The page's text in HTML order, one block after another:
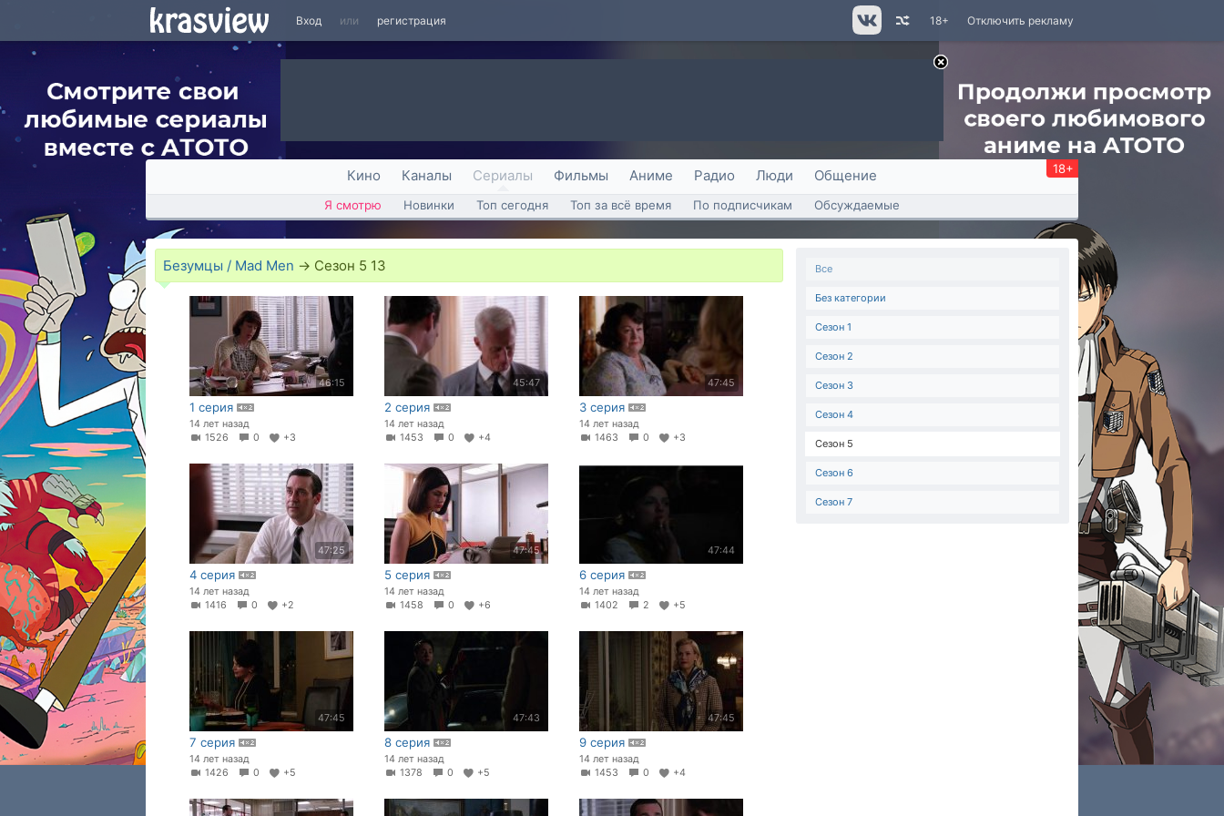
Вход или регистрация Отключить рекламу
18+
Кино Каналы Сериалы Фильмы Аниме Радио Люди Общение 18+
Я смотрю Новинки Топ сегодня Топ за всё время По подписчикам Обсуждаемые
Безумцы / Mad Men → Сезон 5 13
46:15
1 серия
14 лет назад
1526
0 +3
45:47
2 серия
14 лет назад
1453
0 +4
47:45
3 серия
14 лет назад
1463
0 +3
47:25
4 серия
14 лет назад
1416
0 +2
47:45
5 серия
14 лет назад
1458
0 +6
47:44
6 серия
14 лет назад
1402
2 +5
47:45
7 серия
14 лет назад
1426
0 +5
47:43
8 серия
14 лет назад
1378
0 +5
47:45
9 серия
14 лет назад
1453
0 +4
Все
Без категории
Сезон 1
Сезон 2
Сезон 3
Сезон 4
Сезон 5
Сезон 6
Сезон 7